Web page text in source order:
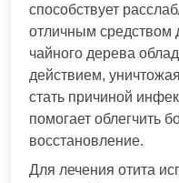
способствует
отличным средством
чайного дерева
действием,
стать причиной
помогает облегчить
восстановление.
Для лечения отита